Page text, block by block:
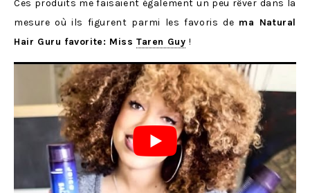
Ces produits me faisaient également un peu rêver dans la
mesure où ils figurent parmi les favoris de ma Natural
Hair Guru favorite: MissTaren Guy !